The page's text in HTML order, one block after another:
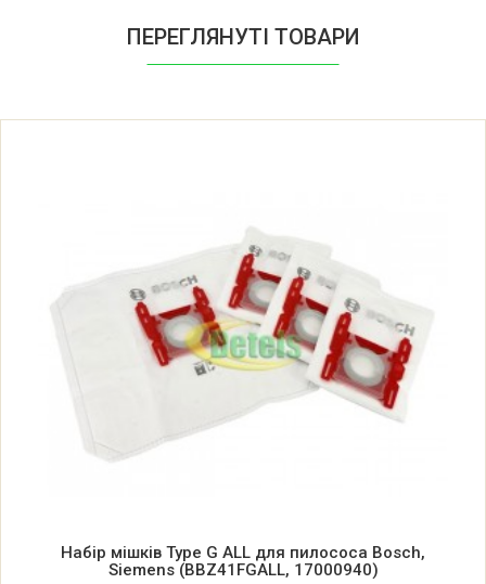
Bosch 0752210169(00) BBS2210
Bosch 0752210170(00) BBS2230
Bosch 0752210171(00) BBS2200
Bosch 0752210172(00) BBS5001
Bosch 0752210192(00) BBS581335
ПЕРЕГЛЯНУТІ ТОВАРИ
Набір мішків Type G ALL для пилососа Bosch,
Siemens (BBZ41FGALL, 17000940)